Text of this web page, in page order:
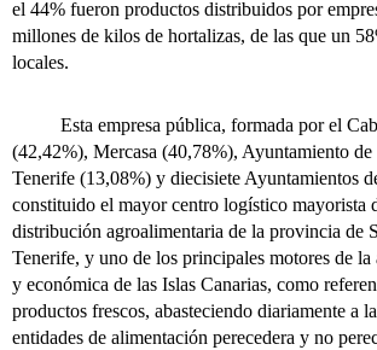
el 44% fueron productos distribuidos por
millones de kilos de hortalizas, de las que un
locales.
Esta empresa pública, formada por el
(42,42%), Mercasa (40,78%), Ayuntamiento de
Tenerife (13,08%) y diecisiete Ayuntamientos
constituido el mayor centro logístico mayorista
distribución agroalimentaria de la provincia de
Tenerife, y uno de los principales motores de
y económica de las Islas Canarias, como
productos frescos, abasteciendo diariamente a
entidades de alimentación perecedera y no